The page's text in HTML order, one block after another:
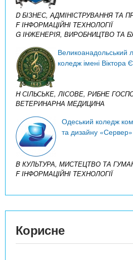
D БІЗНЕС, АДМІНІСТРУВАННЯ ТА
F ІНФОРМАЦІЙНІ ТЕХНОЛОГІЇ
G ІНЖЕНЕРІЯ, ВИРОБНИЦТВО ТА
Великоанадольський
коледж імені
H СІЛЬСЬКЕ, ЛІСОВЕ, РИБНЕ
ВЕТЕРИНАРНА МЕДИЦИНА
Одеський коледж
та дизайну «Сервер»
B КУЛЬТУРА, МИСТЕЦТВО ТА
F ІНФОРМАЦІЙНІ ТЕХНОЛОГІЇ
Корисне